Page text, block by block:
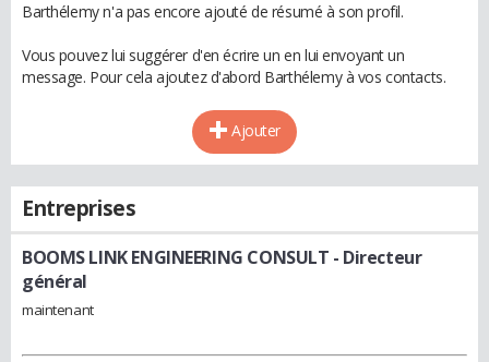
Barthélemy n'a pas encore ajouté de résumé à son profil.
Vous pouvez lui suggérer d'en écrire un en lui envoyant un
message. Pour cela ajoutez d'abord Barthélemy à vos contacts.
Ajouter
Entreprises
BOOMS LINK ENGINEERING CONSULT - Directeur
général
maintenant